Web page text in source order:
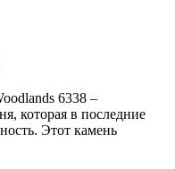
6338 –
которая в последние
Этот камень